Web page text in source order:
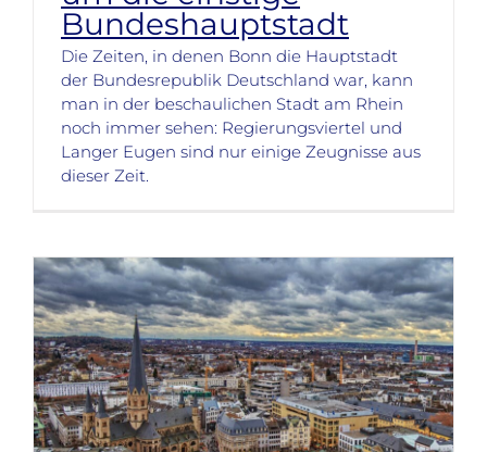
Bundeshauptstadt
Die Zeiten, in denen Bonn die Hauptstadt
der Bundesrepublik Deutschland war, kann
man in der beschaulichen Stadt am Rhein
noch immer sehen: Regierungsviertel und
Langer Eugen sind nur einige Zeugnisse aus
dieser Zeit.